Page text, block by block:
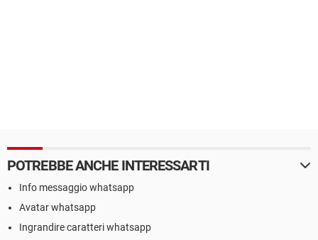
POTREBBE ANCHE INTERESSARTI
Info messaggio whatsapp
Avatar whatsapp
Ingrandire caratteri whatsapp